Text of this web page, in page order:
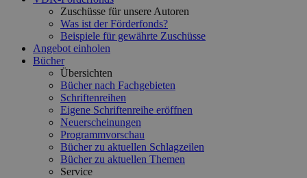
Zuschüsse für unsere Autoren
Was ist der Förderfonds?
Beispiele für gewährte Zuschüsse
Angebot einholen
Bücher
Übersichten
Bücher nach Fachgebieten
Schriftenreihen
Eigene Schriftenreihe eröffnen
Neuerscheinungen
Programmvorschau
Bücher zu aktuellen Schlagzeilen
Bücher zu aktuellen Themen
Service